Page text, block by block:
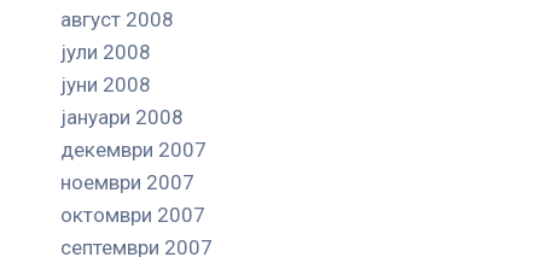
август 2008
јули 2008
јуни 2008
јануари 2008
декември 2007
ноември 2007
октомври 2007
септември 2007